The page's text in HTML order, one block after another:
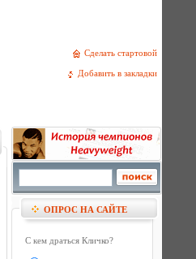
Сделать стартовой
Добавить в закладки
ОПРОС НА САЙТЕ
С кем драться Кличко?